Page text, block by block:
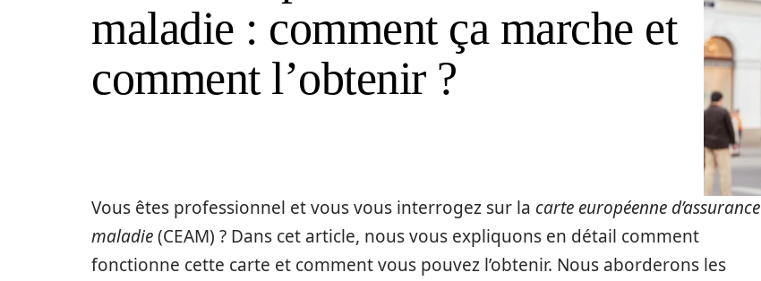
maladie : comment ça marche et
comment l’obtenir ?
Vous êtes professionnel et vous vous interrogez sur la carte européenne d’assurance
maladie(CEAM) ? Dans cet article, nous vous expliquons en détail comment
fonctionne cette carte et comment vous pouvez l’obtenir. Nous aborderons les